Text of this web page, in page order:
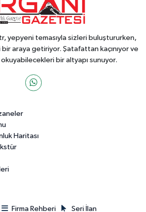
yepyeni temasıyla sizleri buluştururken,
araya getiriyor. Şatafattan kaçınıyor ve
bir altyapı sunuyor.
Haritası
Firma Rehberi Seri İlan